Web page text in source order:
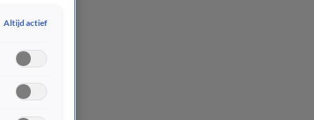
Altijd actief